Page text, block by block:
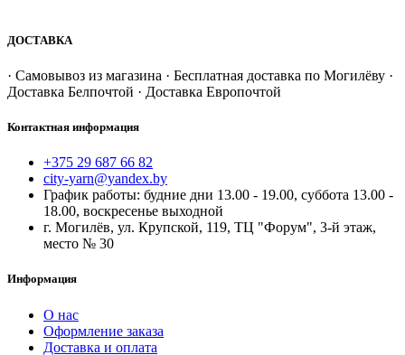
ДОСТАВКА
· Самовывоз из магазина · Бесплатная доставка по Могилёву ·
Доставка Белпочтой · Доставка Европочтой
Контактная информация
+375 29 687 66 82
city-yarn@yandex.by
График работы: будние дни 13.00 - 19.00, суббота 13.00 -
18.00, воскресенье выходной
г. Могилёв, ул. Крупской, 119, ТЦ "Форум", 3-й этаж,
место № 30
Информация
О нас
Оформление заказа
Доставка и оплата